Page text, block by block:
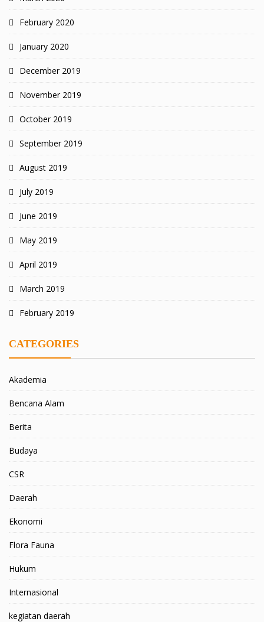
February 2020
January 2020
December 2019
November 2019
October 2019
September 2019
August 2019
July 2019
June 2019
May 2019
April 2019
March 2019
February 2019
CATEGORIES
Akademia
Bencana Alam
Berita
Budaya
CSR
Daerah
Ekonomi
Flora Fauna
Hukum
Internasional
kegiatan daerah